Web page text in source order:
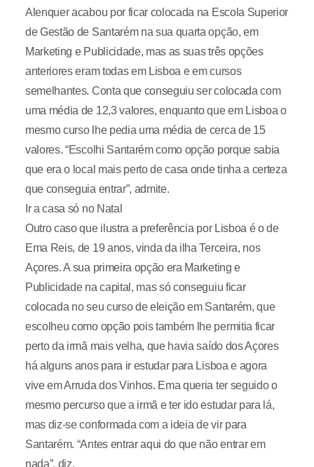
Alenquer acabou por ficar colocada na Escola Superior
de Gestão de Santarém na sua quarta opção, em
Marketing e Publicidade, mas as suas três opções
anteriores eram todas em Lisboa e em cursos
semelhantes. Conta que conseguiu ser colocada com
uma média de 12,3 valores, enquanto que em Lisboa o
mesmo curso lhe pedia uma média de cerca de 15
valores. “Escolhi Santarém como opção porque sabia
que era o local mais perto de casa onde tinha a certeza
que conseguia entrar”, admite.
Ir a casa só no Natal
Outro caso que ilustra a preferência por Lisboa é o de
Ema Reis, de 19 anos, vinda da ilha Terceira, nos
Açores. A sua primeira opção era Marketing e
Publicidade na capital, mas só conseguiu ficar
colocada no seu curso de eleição em Santarém, que
escolheu como opção pois também lhe permitia ficar
perto da irmã mais velha, que havia saído dos Açores
há alguns anos para ir estudar para Lisboa e agora
vive em Arruda dos Vinhos. Ema queria ter seguido o
mesmo percurso que a irmã e ter ido estudar para lá,
mas diz-se conformada com a ideia de vir para
Santarém. “Antes entrar aqui do que não entrar em
nada”, diz.